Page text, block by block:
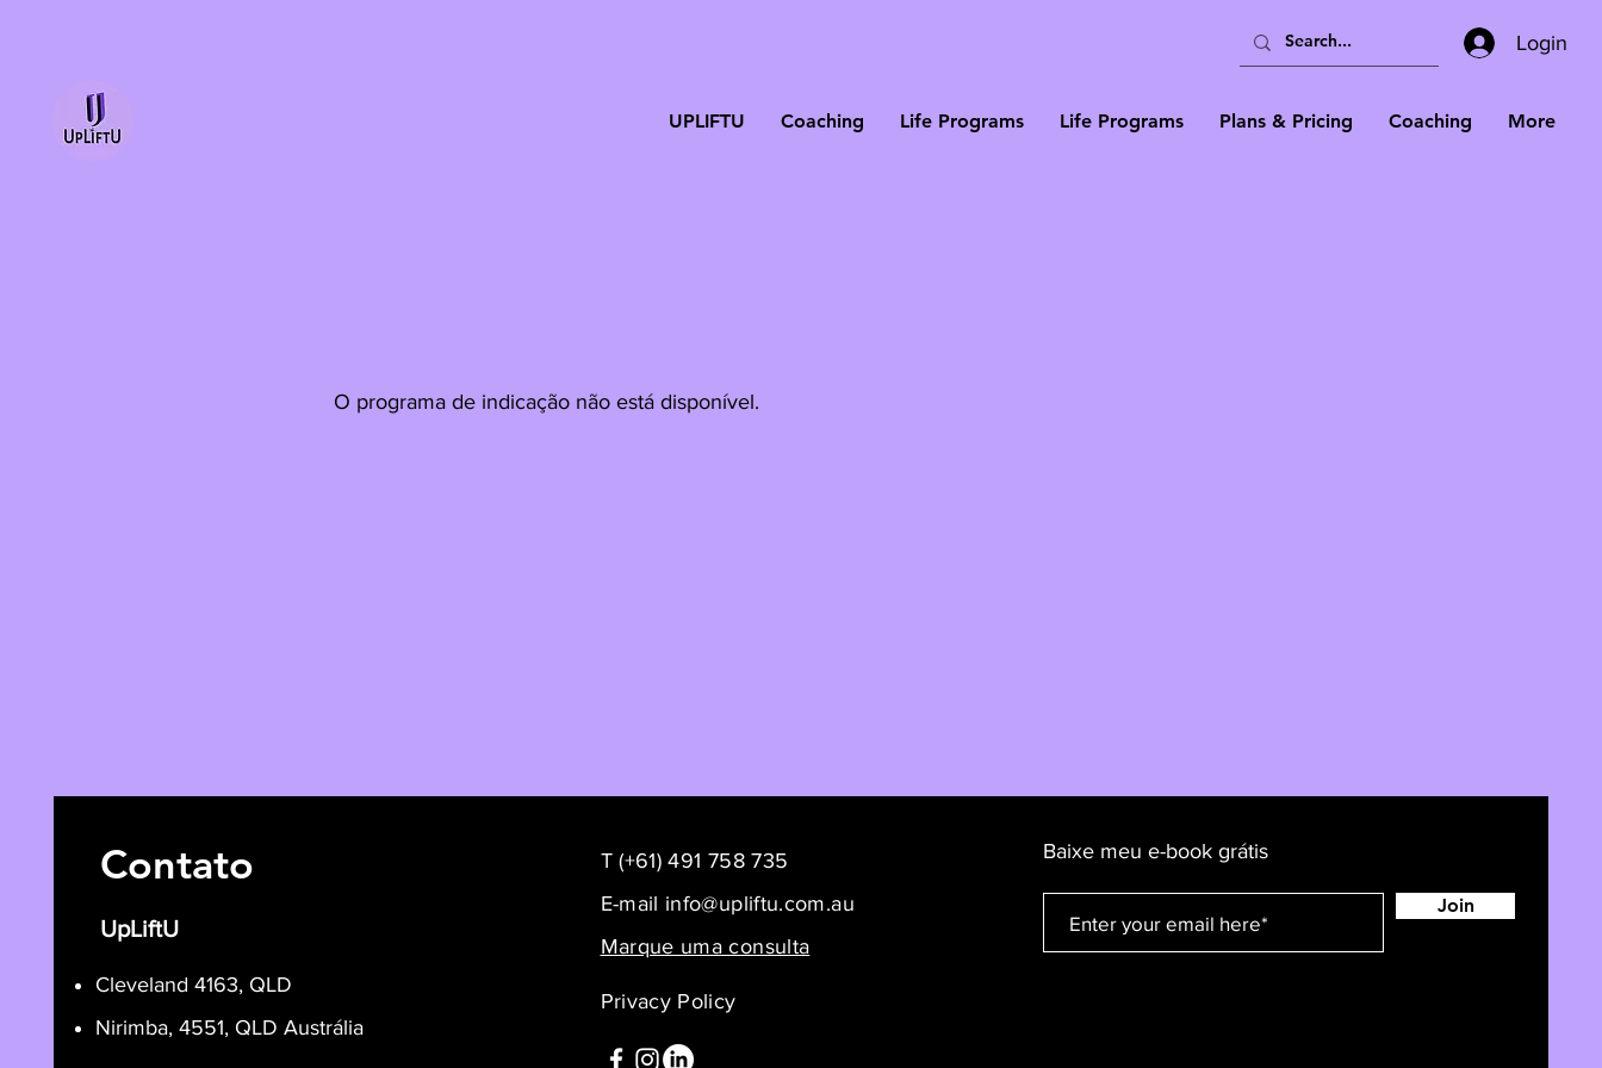
Login
UPLIFTU Coaching Life Programs Life Programs Plans & Pricing Coaching More
O programa de indicação não está disponível.
Contato
UpLiftU
Cleveland 4163, QLD
Nirimba, 4551, QLD Austrália
T (+61) 491 758 735
E-mail info@upliftu.com.au
Marque uma consulta
Privacy Policy
Baixe meu e-book grátis
Join